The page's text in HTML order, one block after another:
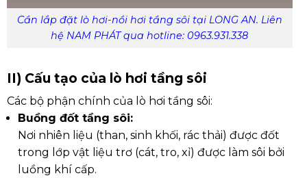
Cần lắp đặt lò hơi-nồi hơi tầng sôi tại LONG AN. Liên
hệ NAM PHÁT qua hotline: 0963.931.338
II) Cấu tạo của lò hơi tầng sôi
Các bộ phận chính của lò hơi tầng sôi:
Buồng đốt tầng sôi:
Nơi nhiên liệu (than, sinh khối, rác thải) được đốt
trong lớp vật liệu trơ (cát, tro, xỉ) được làm sôi bởi
luồng khí cấp.